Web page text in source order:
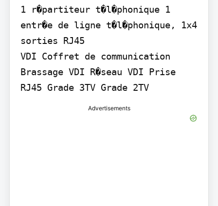
1 r�partiteur t�l�phonique 1
entr�e de ligne t�l�phonique, 1x4
sorties RJ45
VDI Coffret de communication
Brassage VDI R�seau VDI Prise
RJ45 Grade 3TV Grade 2TV
Advertisements